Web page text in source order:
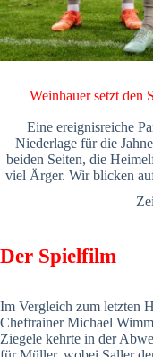
Weinhauer setzt den
Eine ereignisreiche
Niederlage für die
beiden Seiten, die
viel Ärger. Wir blicken
Der Spielfilm
Im Vergleich zum letzten
Cheftrainer Michael
Ziegele kehrte in der